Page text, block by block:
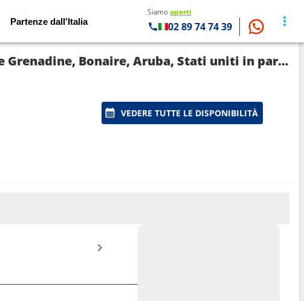
Partenze dall'Italia
Siamoaperti
02 89 74 74 39
Crociera EUROPA: Regno Unito, Francia, Dominica, Santa Lucia, Saint-Vincent e le Grenadine, Bonaire, Aruba, Stati uniti in partenza da New York
VEDERE TUTTE LE DISPONIBILITÀ